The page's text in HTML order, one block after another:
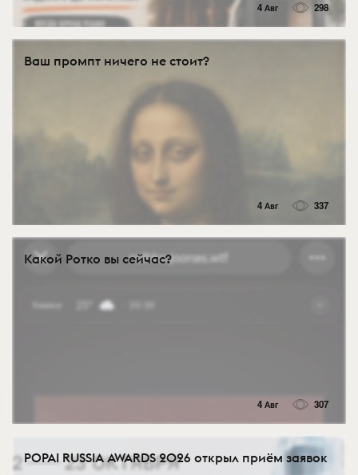
4 Авг 298
Ваш промпт ничего не стоит?
4 Авг 337
Какой Ротко вы сейчас?
4 Авг 307
POPAI RUSSIA AWARDS 2026 открыл приём заявок